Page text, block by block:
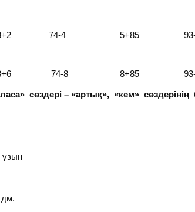
68+2 74-4 5+85 93-
68+6 74-8 8+85 93-
сөздері – «артық», «кем» сөздерінің